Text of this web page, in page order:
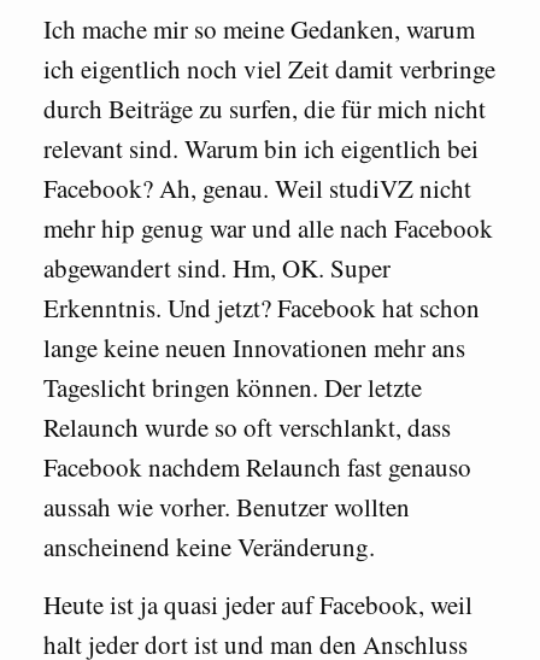
Ich mache mir so meine Gedanken, warum
ich eigentlich noch viel Zeit damit verbringe
durch Beiträge zu surfen, die für mich nicht
relevant sind. Warum bin ich eigentlich bei
Facebook? Ah, genau. Weil studiVZ nicht
mehr hip genug war und alle nach Facebook
abgewandert sind. Hm, OK. Super
Erkenntnis. Und jetzt? Facebook hat schon
lange keine neuen Innovationen mehr ans
Tageslicht bringen können. Der letzte
Relaunch wurde so oft verschlankt, dass
Facebook nachdem Relaunch fast genauso
aussah wie vorher. Benutzer wollten
anscheinend keine Veränderung.
Heute ist ja quasi jeder auf Facebook, weil
halt jeder dort ist und man den Anschluss